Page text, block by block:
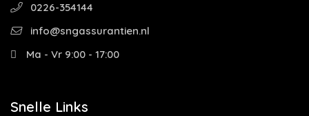
0226-354144
info@sngassurantien.nl
Ma - Vr 9:00 - 17:00
Snelle Links